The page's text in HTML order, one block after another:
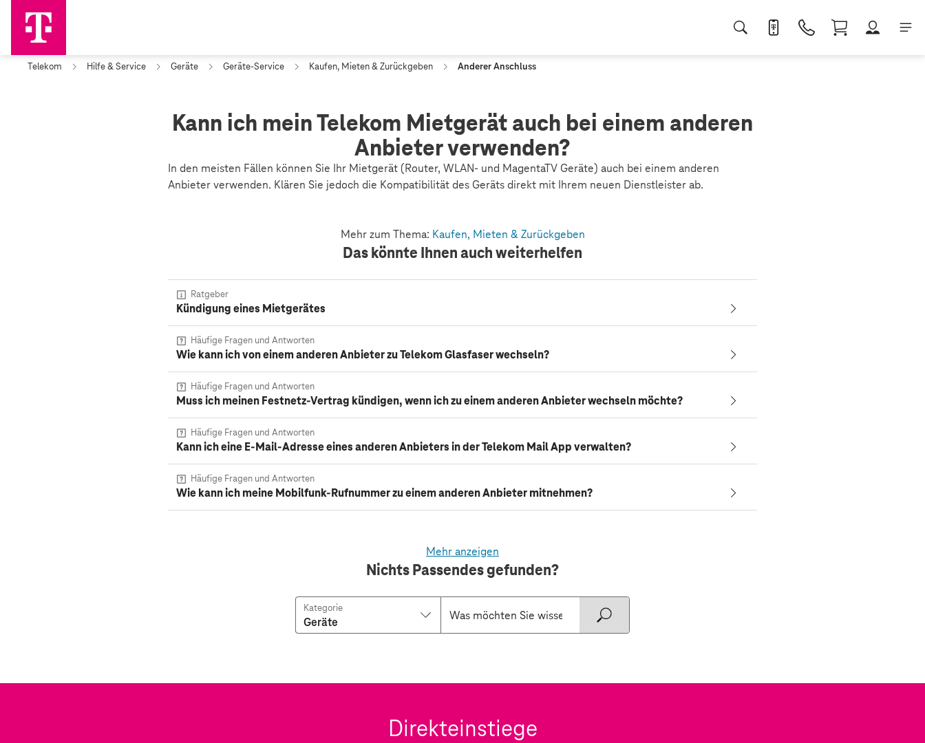
Telekom Hilfe & Service Geräte Geräte-Service Kaufen, Mieten & Zurückgeben Anderer Anschluss
Kann ich mein Telekom Mietgerät auch bei einem anderen
Anbieter verwenden?
In den meisten Fällen können Sie Ihr Mietgerät (Router, WLAN- und MagentaTV Geräte) auch bei einem anderen
Anbieter verwenden. Klären Sie jedoch die Kompatibilität des Geräts direkt mit Ihrem neuen Dienstleister ab.
Mehr zum Thema: Kaufen, Mieten & Zurückgeben
Das könnte Ihnen auch weiterhelfen
Ratgeber
Kündigung eines Mietgerätes
Häufige Fragen und Antworten
Wie kann ich von einem anderen Anbieter zu Telekom Glasfaser wechseln?
Häufige Fragen und Antworten
Muss ich meinen Festnetz-Vertrag kündigen, wenn ich zu einem anderen Anbieter wechseln möchte?
Häufige Fragen und Antworten
Kann ich eine E-Mail-Adresse eines anderen Anbieters in der Telekom Mail App verwalten?
Häufige Fragen und Antworten
Wie kann ich meine Mobilfunk-Rufnummer zu einem anderen Anbieter mitnehmen?
Mehr anzeigen
Nichts Passendes gefunden?
Geräte
Kategorie
Direkteinstiege